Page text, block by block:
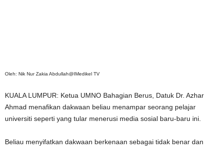
Oleh: Nik Nur Zakia Abdullah@IMedikel TV
KUALA LUMPUR: Ketua UMNO Bahagian Berus, Datuk Dr. Azhar
Ahmad menafikan dakwaan beliau menampar seorang pelajar
universiti seperti yang tular menerusi media sosial baru-baru ini.
Beliau menyifatkan dakwaan berkenaan sebagai tidak benar dan